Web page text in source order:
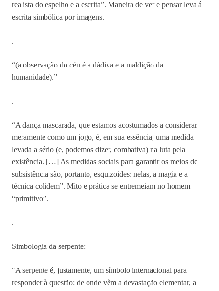
realista do espelho e a escrita”. Maneira de ver e pensar leva á
escrita simbólica por imagens.
.
“(a observação do céu é a dádiva e a maldição da
humanidade).”
.
“A dança mascarada, que estamos acostumados a considerar
meramente como um jogo, é, em sua essência, uma medida
levada a sério (e, podemos dizer, combativa) na luta pela
existência. […] As medidas sociais para garantir os meios de
subsistência são, portanto, esquizoides: nelas, a magia e a
técnica colidem”. Mito e prática se entremeiam no homem
“primitivo”.
.
Simbologia da serpente:
“A serpente é, justamente, um símbolo internacional para
responder à questão: de onde vêm a devastação elementar, a